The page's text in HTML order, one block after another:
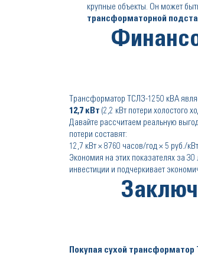
крупные объекты. Он может
трансформаторной
Трансформатор ТСЛЗ-1250 кВА
12,7 кВт (2,2 кВт потери холостого
Давайте рассчитаем реальную
потери составят:
12,7 кВт × 8760 часов/год × 5 руб./
Экономия на этих показателях за
инвестиции и подчеркивает
Покупая сухой трансформатор